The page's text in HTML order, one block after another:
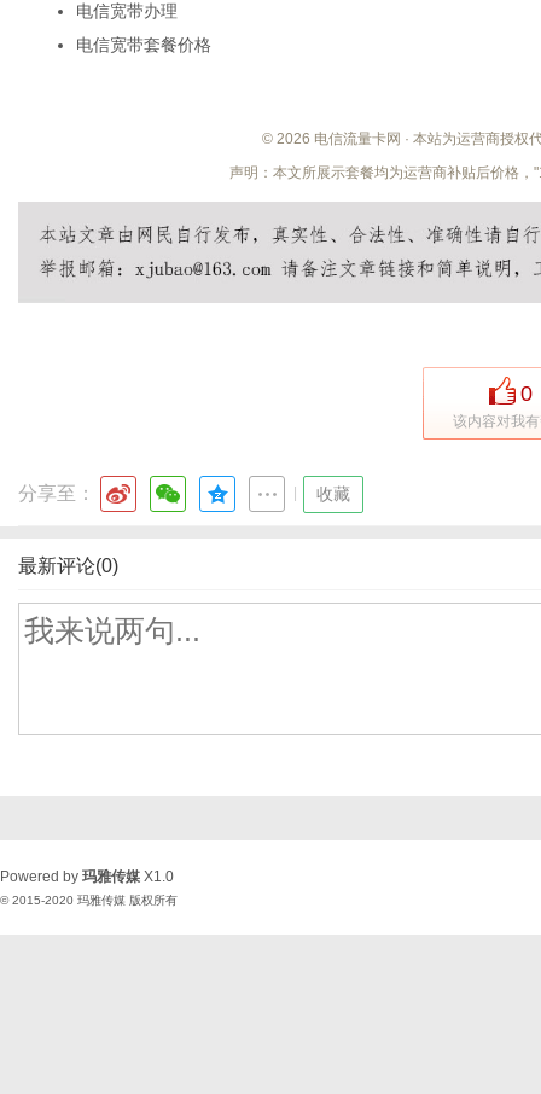
电信宽带办理
电信宽带套餐价格
© 2026 电信流量卡网 · 本站为运营商授权
声明：本文所展示套餐均为运营商补贴后价格
0
该内容对我
分享至： 收藏
最新评论(0)
Powered by 玛雅传媒 X1.0
© 2015-2020 玛雅传媒 版权所有